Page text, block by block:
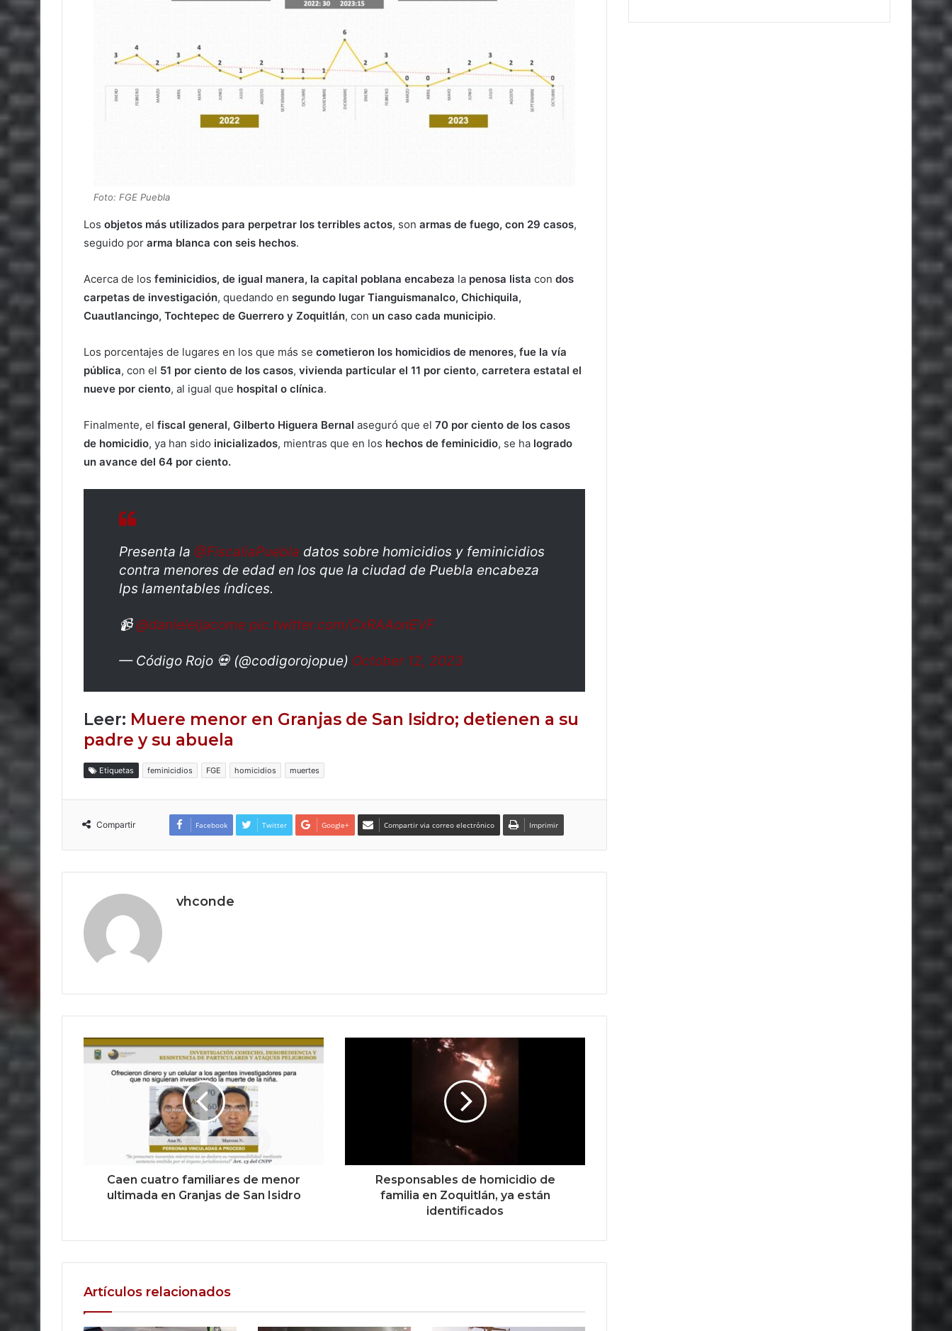
Foto: FGE Puebla
Los objetos más utilizados para perpetrar los terribles actos, son armas de fuego, con 29 casos,
seguido por arma blanca con seis hechos.
Acerca de los feminicidios, de igual manera, la capital poblana encabeza la penosa lista con dos
carpetas de investigación, quedando en segundo lugar Tianguismanalco, Chichiquila,
Cuautlancingo, Tochtepec de Guerrero y Zoquitlán, con un caso cada municipio.
Los porcentajes de lugares en los que más se cometieron los homicidios de menores, fue la vía
pública, con el 51 por ciento de los casos, vivienda particular el 11 por ciento, carretera estatal el
nueve por ciento, al igual que hospital o clínica.
Finalmente, el fiscal general, Gilberto Higuera Bernal aseguró que el 70 por ciento de los casos
de homicidio, ya han sido inicializados, mientras que en los hechos de feminicidio, se ha logrado
un avance del 64 por ciento.
Presenta la @FiscaliaPuebla datos sobre homicidios y feminicidios
contra menores de edad en los que la ciudad de Puebla encabeza
lps lamentables índices.
📹@danieleljacome pic.twitter.com/CxRAAonEVF
— Código Rojo 💀 (@codigorojopue) October 12, 2023
Leer: Muere menor en Granjas de San Isidro; detienen a su
padre y su abuela
Etiquetas feminicidios FGE homicidios muertes
Compartir Facebook Twitter Google+ Compartir via correo electrónico Imprimir
vhconde
Caen cuatro familiares de menor
ultimada en Granjas de San Isidro
Responsables de homicidio de
familia en Zoquitlán, ya están
identificados
Artículos relacionados